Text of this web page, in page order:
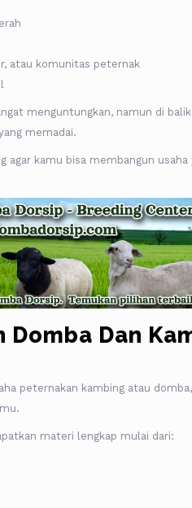
atau komunitas peternak
menguntungkan, namun di
memadai.
kamu bisa membangun usaha
Dan
peternakan kambing atau domba,
materi lengkap mulai dari: